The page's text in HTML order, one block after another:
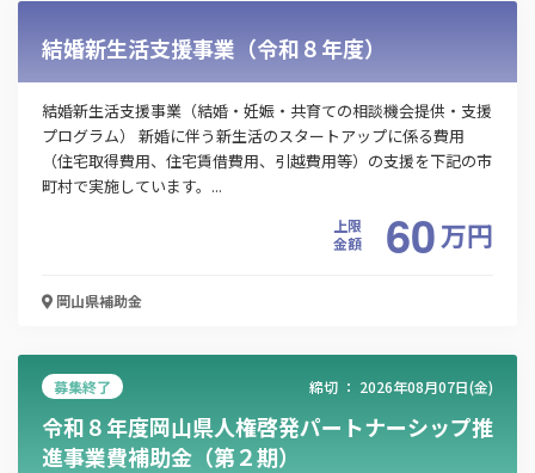
この補助金の情報をPDFダウンロード
結婚新生活支援事業（令和８年度）
結婚新生活支援事業（結婚・妊娠・共育ての相談機会提供・支援
プログラム） 新婚に伴う新生活のスタートアップに係る費用
（住宅取得費用、住宅賃借費用、引越費用等）の支援を下記の市
町村で実施しています。...
上限
金額
60万円
岡山県補助金
募集終了 締切 ： 2026年08月07日(金)
令和８年度岡山県人権啓発パートナーシップ推
進事業費補助金（第２期）